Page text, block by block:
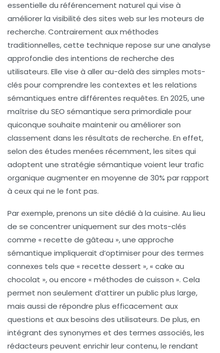
essentielle du référencement naturel qui vise à
améliorer la visibilité des sites web sur les moteurs de
recherche. Contrairement aux méthodes
traditionnelles, cette technique repose sur une analyse
approfondie des intentions de recherche des
utilisateurs. Elle vise à aller au-delà des simples mots-
clés pour comprendre les contextes et les relations
sémantiques entre différentes requêtes. En 2025, une
maîtrise du SEO sémantique sera primordiale pour
quiconque souhaite maintenir ou améliorer son
classement dans les résultats de recherche. En effet,
selon des études menées récemment, les sites qui
adoptent une stratégie sémantique voient leur trafic
organique augmenter en moyenne de 30% par rapport
à ceux qui ne le font pas.
Par exemple, prenons un site dédié à la cuisine. Au lieu
de se concentrer uniquement sur des mots-clés
comme « recette de gâteau », une approche
sémantique impliquerait d’optimiser pour des termes
connexes tels que « recette dessert », « cake au
chocolat », ou encore « méthodes de cuisson ». Cela
permet non seulement d’attirer un public plus large,
mais aussi de répondre plus efficacement aux
questions et auxbesoins des utilisateurs. De plus, en
intégrant des synonymes et des termes associés, les
rédacteurs peuvent enrichir leur contenu, le rendant